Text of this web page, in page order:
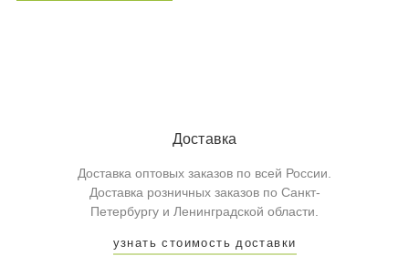
Доставка
Доставка оптовых заказов по всей России.
Доставка розничных заказов по Санкт-
Петербургу и Ленинградской области.
узнать стоимость доставки